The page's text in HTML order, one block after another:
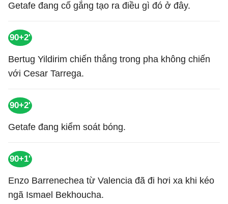
Getafe đang cố gắng tạo ra điều gì đó ở đây.
90+2'
Bertug Yildirim chiến thắng trong pha không chiến
với Cesar Tarrega.
90+2'
Getafe đang kiểm soát bóng.
90+1'
Enzo Barrenechea từ Valencia đã đi hơi xa khi kéo
ngã Ismael Bekhoucha.